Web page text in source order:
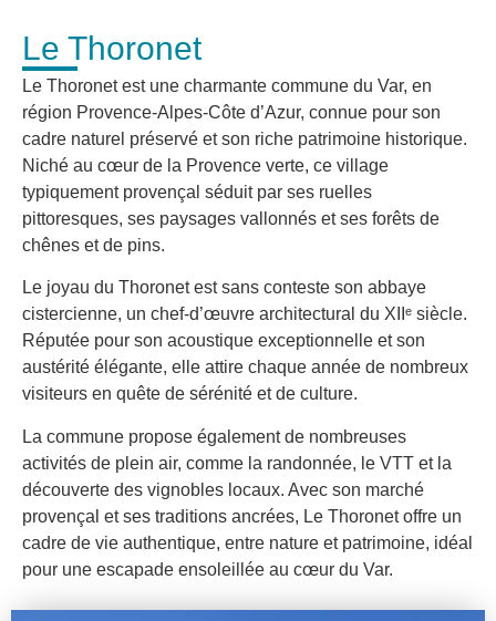
Le Thoronet
Le Thoronet est une charmante commune du Var, en
région Provence-Alpes-Côte d’Azur, connue pour son
cadre naturel préservé et son riche patrimoine historique.
Niché au cœur de la Provence verte, ce village
typiquement provençal séduit par ses ruelles
pittoresques, ses paysages vallonnés et ses forêts de
chênes et de pins.
Le joyau du Thoronet est sans conteste son abbaye
cistercienne, un chef-d’œuvre architectural du XIIᵉ siècle.
Réputée pour son acoustique exceptionnelle et son
austérité élégante, elle attire chaque année de nombreux
visiteurs en quête de sérénité et de culture.
La commune propose également de nombreuses
activités de plein air, comme la randonnée, le VTT et la
découverte des vignobles locaux. Avec son marché
provençal et ses traditions ancrées, Le Thoronet offre un
cadre de vie authentique, entre nature et patrimoine, idéal
pour une escapade ensoleillée au cœur du Var.